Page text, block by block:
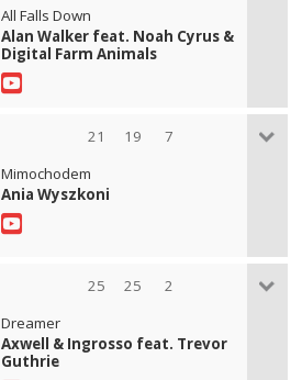
All Falls Down
Alan Walker feat. Noah Cyrus &
Digital Farm Animals
21 19 7
Mimochodem
Ania Wyszkoni
25 25 2
Dreamer
Axwell & Ingrosso feat. Trevor
Guthrie